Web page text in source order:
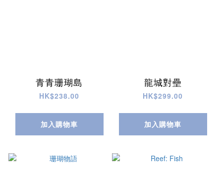
青青珊瑚島
HK$238.00
加入購物車
龍城對壘
HK$299.00
加入購物車